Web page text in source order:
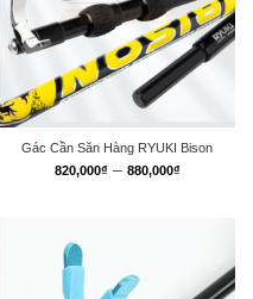
Gác Cần Săn Hàng RYUKI Bison
820,000₫ – 880,000₫Khoảng